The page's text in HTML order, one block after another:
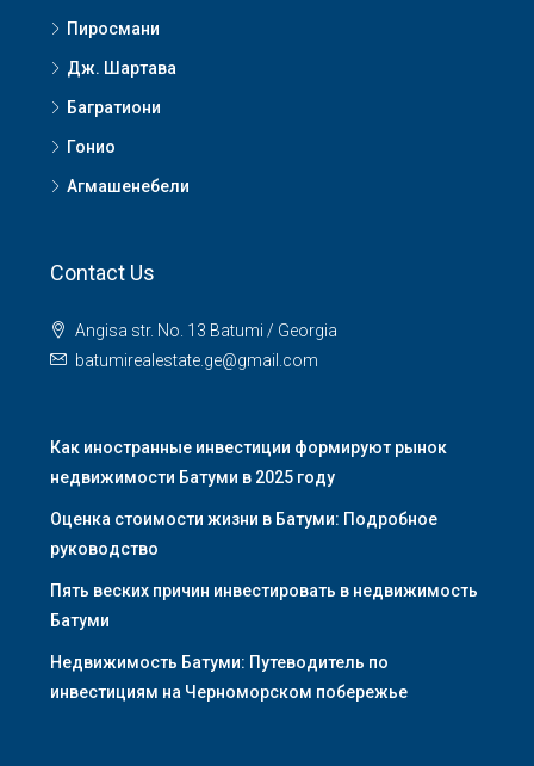
Пиросмани
Дж. Шартава
Багратиони
Гонио
Агмашенебели
Contact Us
Angisa str. No. 13 Batumi / Georgia
batumirealestate.ge@gmail.com
Как иностранные инвестиции формируют рынок
недвижимости Батуми в 2025 году
Оценка стоимости жизни в Батуми: Подробное
руководство
Пять веских причин инвестировать в недвижимость
Батуми
Недвижимость Батуми: Путеводитель по
инвестициям на Черноморском побережье